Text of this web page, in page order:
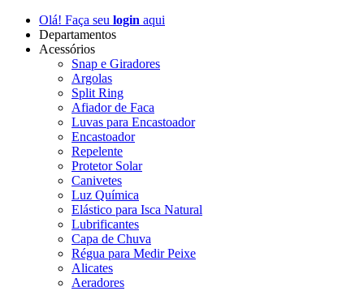
Olá! Faça seu login aqui
Departamentos
Acessórios
Snap e Giradores
Argolas
Split Ring
Afiador de Faca
Luvas para Encastoador
Encastoador
Repelente
Protetor Solar
Canivetes
Luz Química
Elástico para Isca Natural
Lubrificantes
Capa de Chuva
Régua para Medir Peixe
Alicates
Aeradores